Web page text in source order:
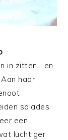
in zitten… en
haar
salades
een
luchtiger